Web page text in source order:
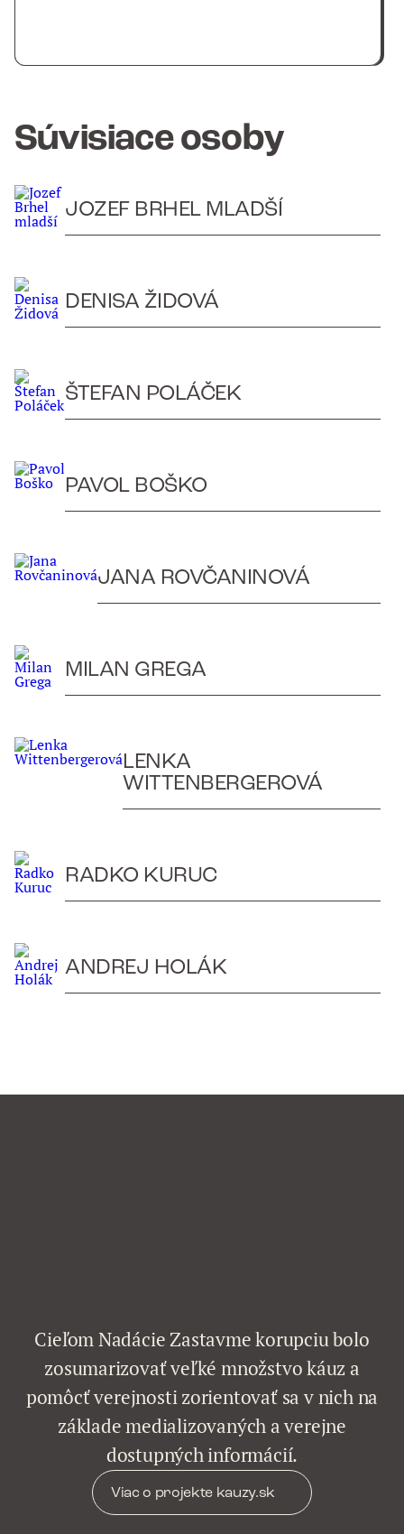
Súvisiace osoby
JOZEF BRHEL MLADŠÍ
DENISA ŽIDOVÁ
ŠTEFAN POLÁČEK
PAVOL BOŠKO
JANA ROVČANINOVÁ
MILAN GREGA
LENKA
WITTENBERGEROVÁ
RADKO KURUC
ANDREJ HOLÁK
Cieľom Nadácie Zastavme korupciu bolo
zosumarizovať veľké množstvo káuz a
pomôcť verejnosti zorientovať sa v nich na
základe medializovaných a verejne
dostupných informácií.
Viac o projekte kauzy.sk